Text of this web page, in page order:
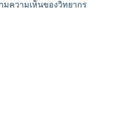
มความเห็นของวิทยากร